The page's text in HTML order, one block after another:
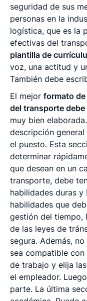
seguridad de sus
personas en la
logística, que es la
efectivas del
plantilla de
voz, una actitud y
También debe
El mejor formato
del transporte debe
muy bien
descripción
el puesto. Esta
determinar
que desean en un
transporte, debe
habilidades duras y
habilidades que
gestión del tiempo,
de las leyes de
segura. Además,
sea compatible
de trabajo y elija
el empleador.
parte. La última